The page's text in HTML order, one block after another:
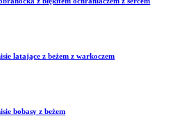
latające z beżem z warkoczem
bobasy z beżem